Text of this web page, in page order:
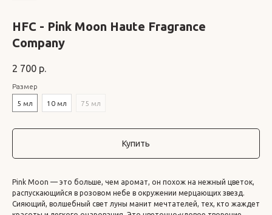
HFC - Pink Moon Haute Fragrance
Company
2 700 р.
Размер
5 мл 10 мл 75 мл
Купить
Pink Moon — это больше, чем аромат, он похож на нежный цветок,
распускающийся в розовом небе в окружении мерцающих звезд.
Сияющий, волшебный свет луны манит мечтателей, тех, кто жаждет